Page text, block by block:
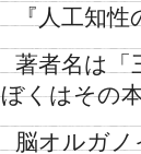
『人工知
著者名は「
ぼくはその
脳オルガ